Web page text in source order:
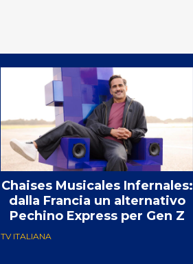
Chaises Musicales Infernales:
dalla Francia un alternativo
Pechino Express per Gen Z
TV ITALIANA